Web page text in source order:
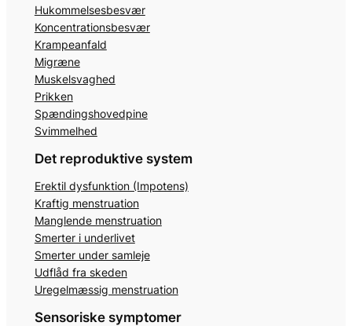
Hukommelsesbesvær
Koncentrationsbesvær
Krampeanfald
Migræne
Muskelsvaghed
Prikken
Spændingshovedpine
Svimmelhed
Det reproduktive system
Erektil dysfunktion (Impotens)
Kraftig menstruation
Manglende menstruation
Smerter i underlivet
Smerter under samleje
Udflåd fra skeden
Uregelmæssig menstruation
Sensoriske symptomer